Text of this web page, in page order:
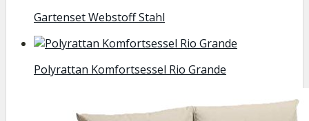
Gartenset Webstoff Stahl
Polyrattan Komfortsessel Rio Grande